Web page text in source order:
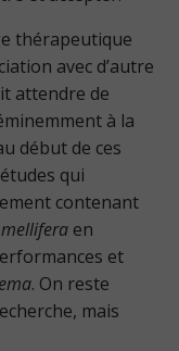
thérapeutique
avec d’autre
attendre de
à la
début de ces
qui
contenant
en
et
. On reste
mais